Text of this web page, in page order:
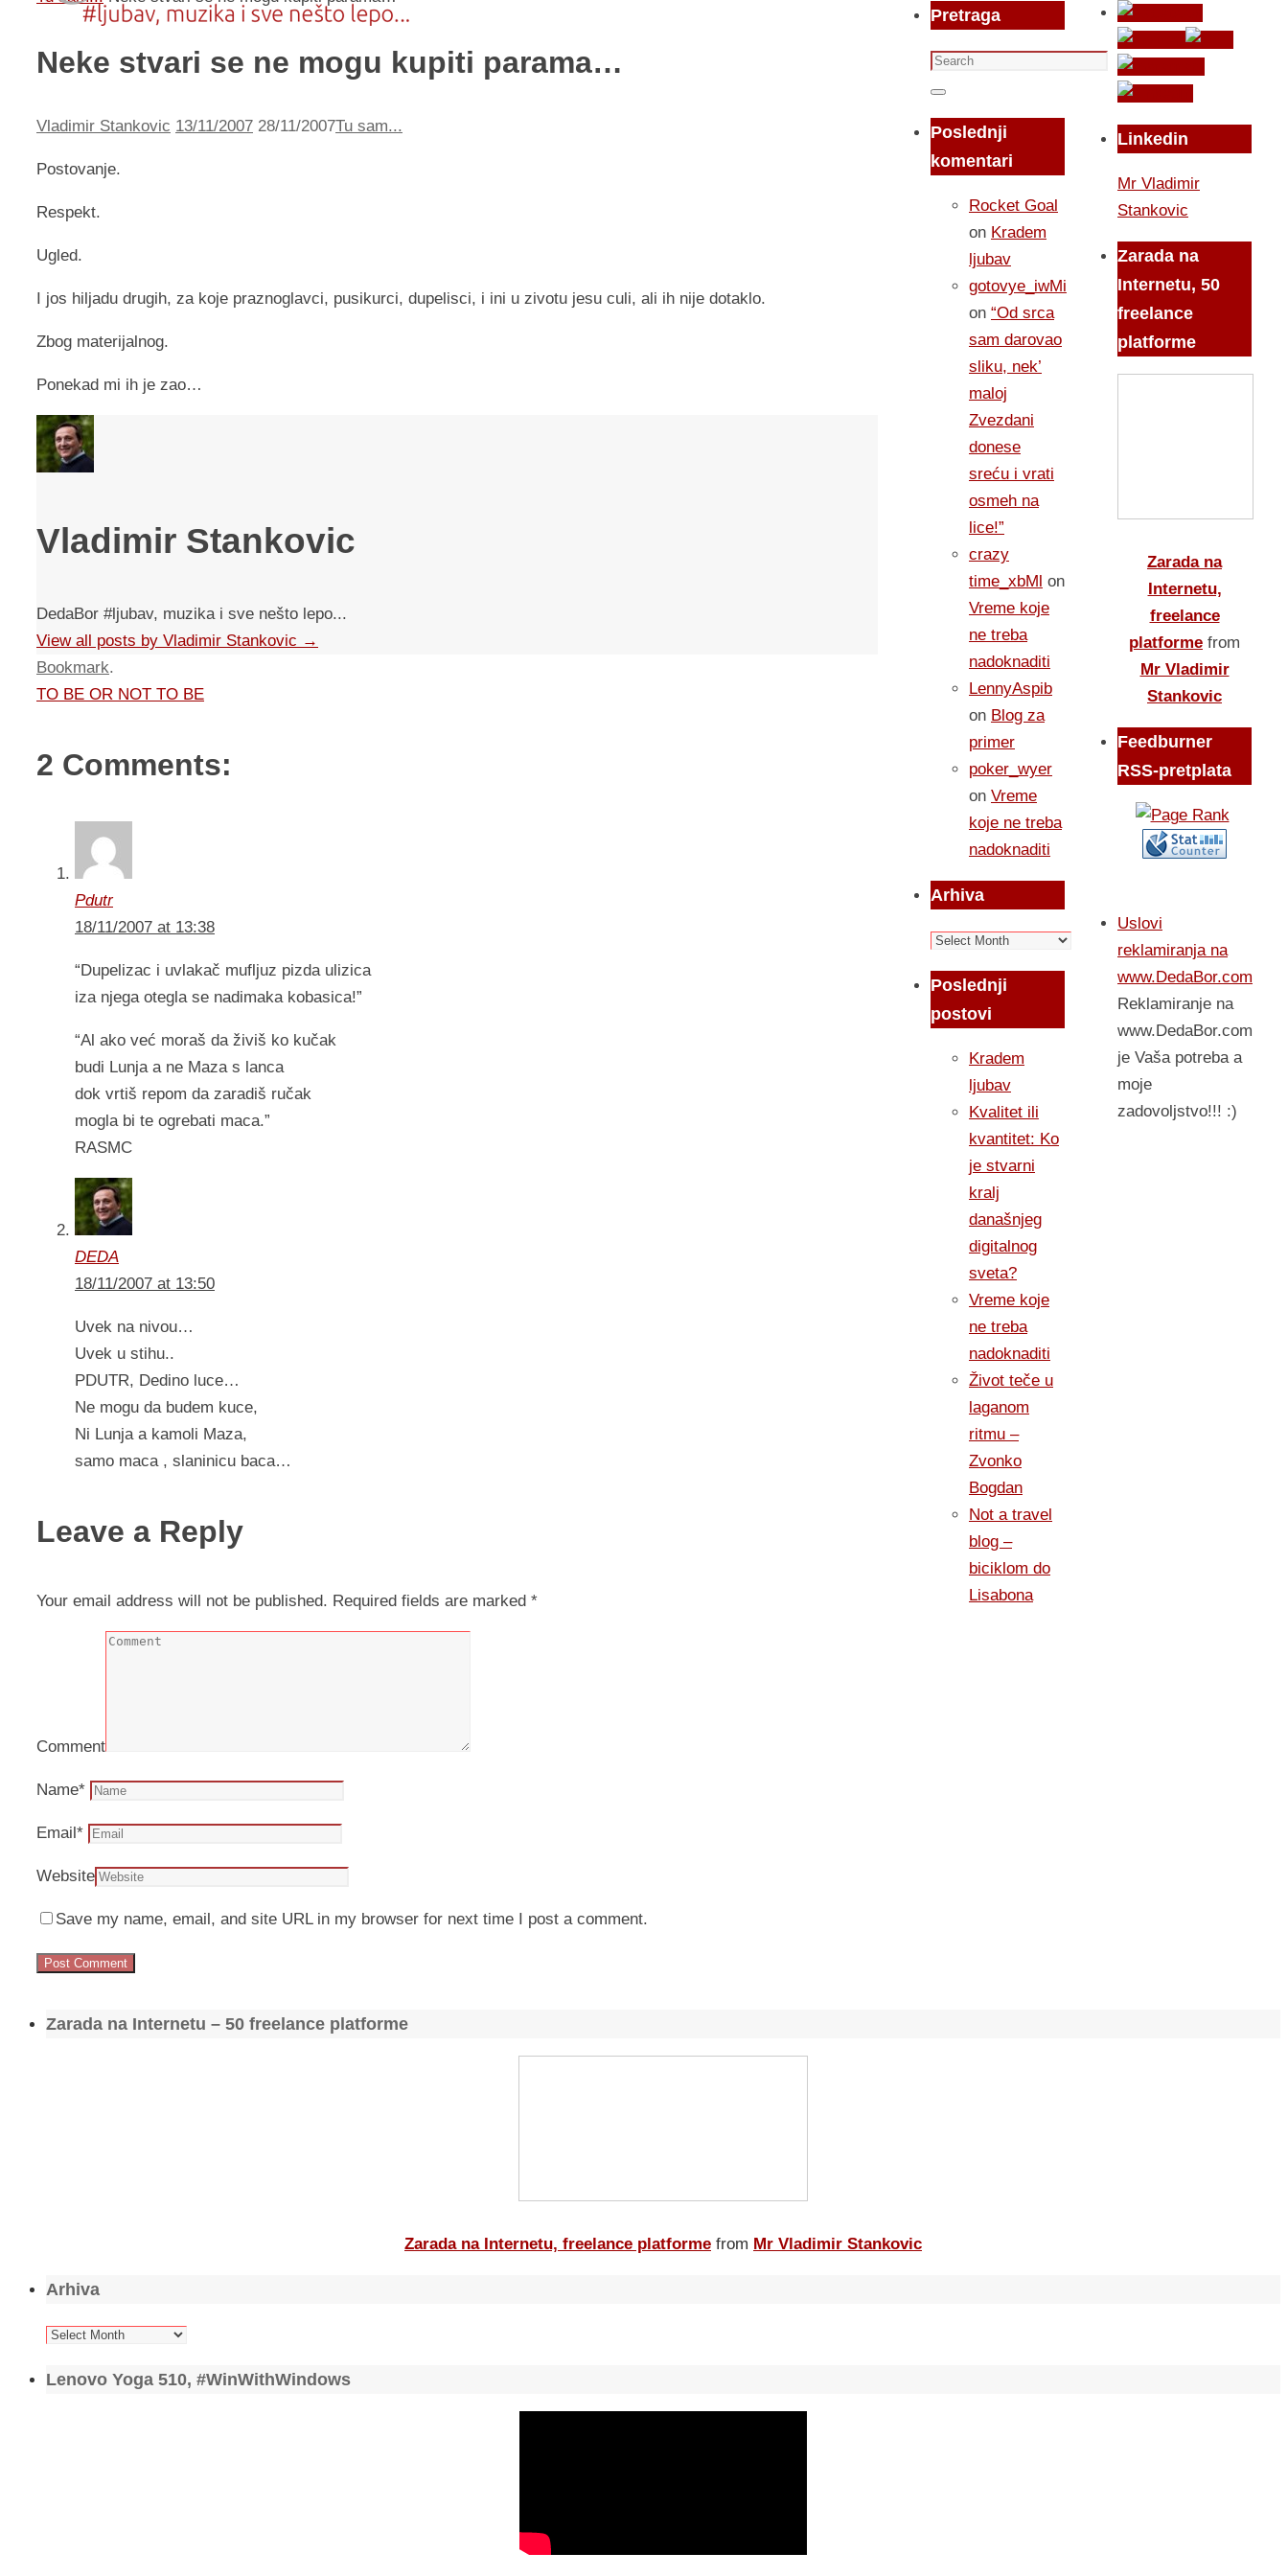
Neke stvari se ne mogu kupiti parama…
Vladimir Stankovic 13/11/2007 28/11/2007Tu sam...
Postovanje.
Respekt.
Ugled.
I jos hiljadu drugih, za koje praznoglavci, pusikurci, dupelisci, i ini u zivotu jesu culi, ali ih nije dotaklo.
Zbog materijalnog.
Ponekad mi ih je zao…
Vladimir Stankovic
DedaBor #ljubav, muzika i sve nešto lepo...
View all posts by Vladimir Stankovic →
Bookmark.
TO BE OR NOT TO BE
2 Comments:
Pdutr
18/11/2007 at 13:38
“Dupelizac i uvlakač mufljuz pizda ulizica
iza njega otegla se nadimaka kobasica!”
“Al ako već moraš da živiš ko kučak
budi Lunja a ne Maza s lanca
dok vrtiš repom da zaradiš ručak
mogla bi te ogrebati maca.”
RASMC
DEDA
18/11/2007 at 13:50
Uvek na nivou…
Uvek u stihu..
PDUTR, Dedino luce…
Ne mogu da budem kuce,
Ni Lunja a kamoli Maza,
samo maca , slaninicu baca…
Leave a Reply
Your email address will not be published. Required fields are marked *
Comment
Name*
Email*
Website
Save my name, email, and site URL in my browser for next time I post a comment.
Pretraga
Search
for:
Search
Poslednji
komentari
Rocket Goal
on Kradem
ljubav
gotovye_iwMi
on “Od srca
sam darovao
sliku, nek’
maloj
Zvezdani
donese
sreću i vrati
osmeh na
lice!”
crazy
time_xbMl on
Vreme koje
ne treba
nadoknaditi
LennyAspib
on Blog za
primer
poker_wyer
on Vreme
koje ne treba
nadoknaditi
Arhiva
Arhiva
Poslednji
postovi
Kradem
ljubav
Kvalitet ili
kvantitet: Ko
je stvarni
kralj
današnjeg
digitalnog
sveta?
Vreme koje
ne treba
nadoknaditi
Život teče u
laganom
ritmu –
Zvonko
Bogdan
Not a travel
blog –
biciklom do
Lisabona
Linkedin
Mr Vladimir
Stankovic
Zarada na
Internetu, 50
freelance
platforme
Zarada na
Internetu,
freelance
platforme from
Mr Vladimir
Stankovic
Feedburner
RSS-pretplata
Uslovi
reklamiranja na
www.DedaBor.com
Reklamiranje na
www.DedaBor.com
je Vaša potreba a
moje
zadovoljstvo!!! :)
Zarada na Internetu – 50 freelance platforme
Zarada na Internetu, freelance platforme from Mr Vladimir Stankovic
Arhiva
Arhiva
Lenovo Yoga 510, #WinWithWindows